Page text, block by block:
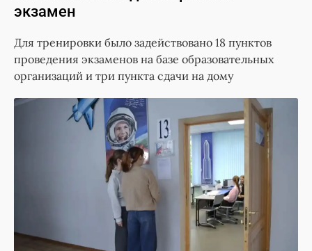
экзамен
Для тренировки было задействовано 18 пунктов
проведения экзаменов на базе образовательных
организаций и три пункта сдачи на дому